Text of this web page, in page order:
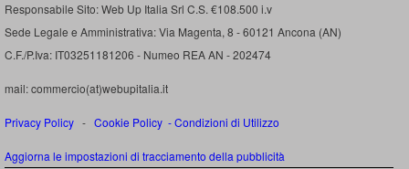
Responsabile Sito: Web Up Italia Srl C.S. €108.500 i.v
Sede Legale e Amministrativa: Via Magenta, 8 - 60121 Ancona (AN)
C.F./P.Iva: IT03251181206 - Numeo REA AN - 202474
mail: commercio(at)webupitalia.it
Privacy Policy - Cookie Policy -Condizioni di Utilizzo
Aggiorna le impostazioni di tracciamento della pubblicità